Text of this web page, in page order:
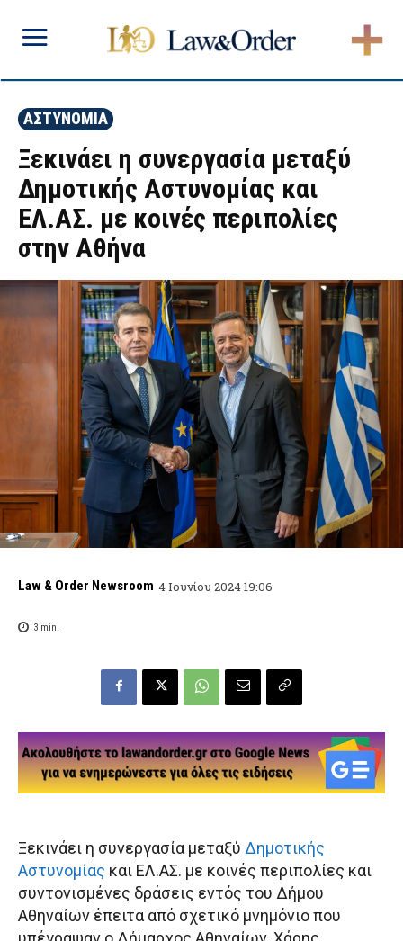
ΑΣΤΥΝΟΜΙΑ
Ξεκινάει η συνεργασία μεταξύ
Δημοτικής Αστυνομίας και
ΕΛ.ΑΣ. με κοινές περιπολίες
στην Αθήνα
Law & Order Newsroom 4 Ιουνίου 2024 19:06
3 min.
Ξεκινάει η συνεργασία μεταξύ Δημοτικής
Αστυνομίας και ΕΛ.ΑΣ. με κοινές περιπολίες και
συντονισμένες δράσεις εντός του Δήμου
Αθηναίων έπειτα από σχετικό μνημόνιο που